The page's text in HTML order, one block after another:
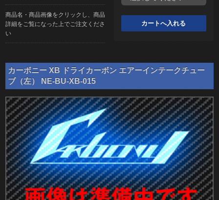
商品名・商品画像をクリックし、商品
詳細をご覧になった上でご注文くださ
い
カーボニー XB ドライカーボン エアーインテークチュー
ブ（左） NE-BU-XB-015